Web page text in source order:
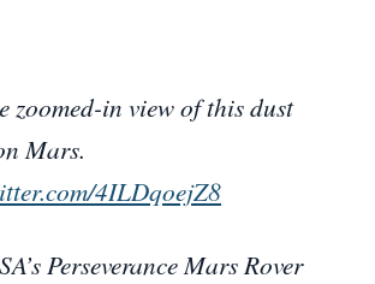
zoomed-in view of this dust
Mars.
4ILDqoejZ8
Perseverance Mars Rover